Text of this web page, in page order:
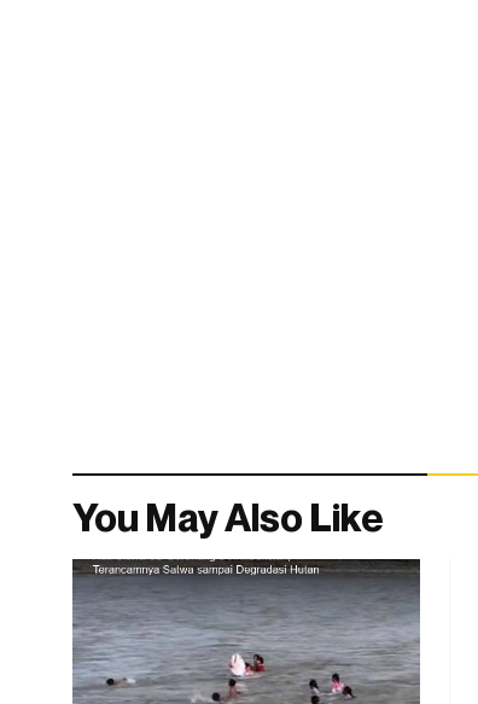
You May Also Like